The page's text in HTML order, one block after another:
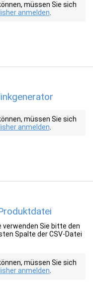
müssen Sie sich
anmelden
müssen Sie sich
anmelden
verwenden Sie bitte den
Spalte der CSV-Datei
müssen Sie sich
anmelden